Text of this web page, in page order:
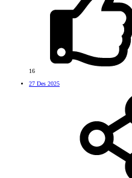
16
27 Des 2025